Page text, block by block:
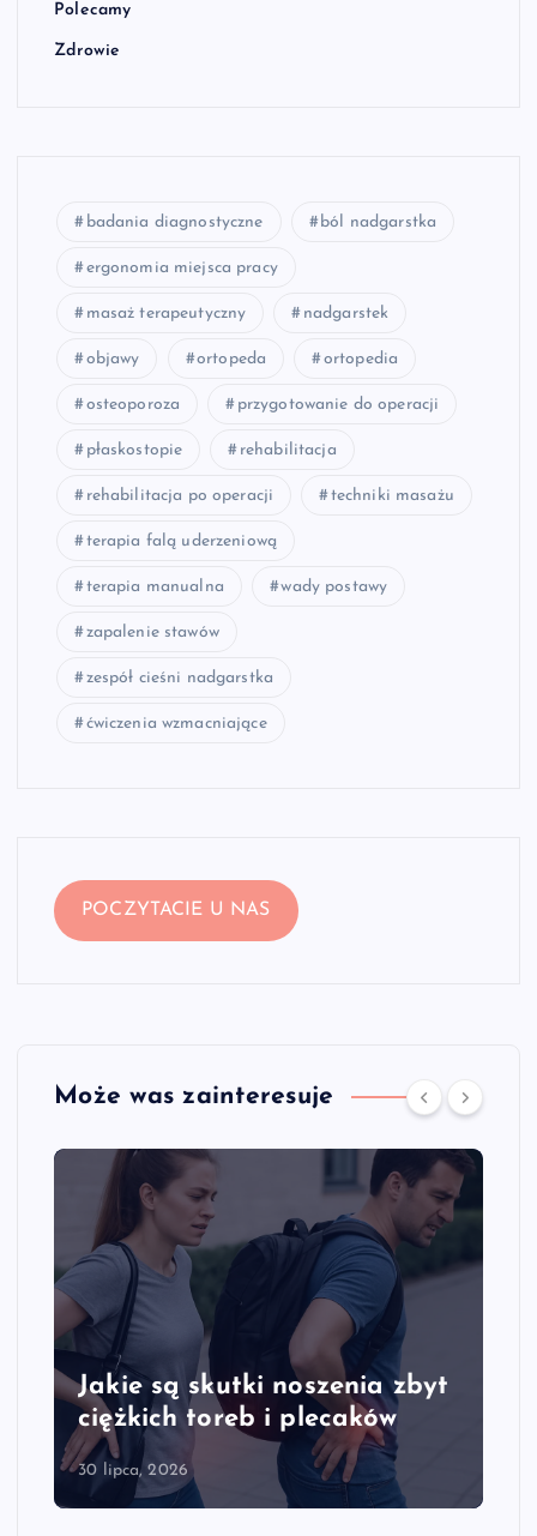
Polecamy
Zdrowie
badania diagnostyczne ból nadgarstka
ergonomia miejsca pracy
masaż terapeutyczny nadgarstek
objawy ortopeda ortopedia
osteoporoza przygotowanie do operacji
płaskostopie rehabilitacja
rehabilitacja po operacji techniki masażu
terapia falą uderzeniową
terapia manualna wady postawy
zapalenie stawów
zespół cieśni nadgarstka
ćwiczenia wzmacniające
POCZYTACIE U NAS
Może was zainteresuje
Jakie są skutki noszenia zbyt
ciężkich toreb i plecaków
30 lipca, 2026